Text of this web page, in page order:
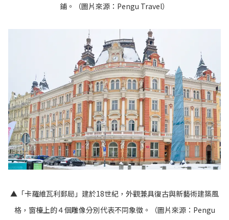
鋪。（圖片來源： Pengu Travel）
▲「卡羅維瓦利郵局」建於18世紀，外觀兼具復古與新藝術建築風
格，窗檯上的４個雕像分別代表不同象徵。（圖片來源： Pengu